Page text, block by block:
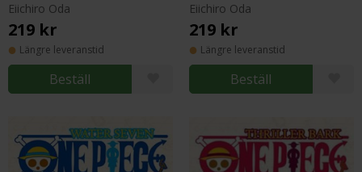
Eiichiro Oda
219 kr
Längre leveranstid
Beställ
Eiichiro Oda
219 kr
Längre leveranstid
Beställ